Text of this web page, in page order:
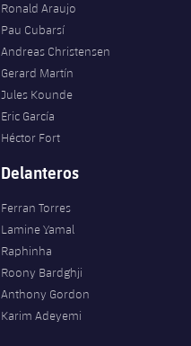
Ronald Araujo
Pau Cubarsí
Andreas Christensen
Gerard Martín
Jules Kounde
Eric García
Héctor Fort
Delanteros
Ferran Torres
Lamine Yamal
Raphinha
Roony Bardghji
Anthony Gordon
Karim Adeyemi